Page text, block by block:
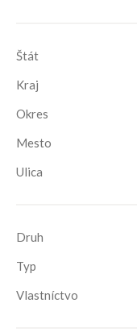
Štát
Kraj
Okres
Mesto
Ulica
Druh
Typ
Vlastníctvo